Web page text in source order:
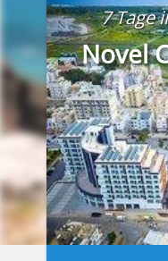
7 Tage
Novel